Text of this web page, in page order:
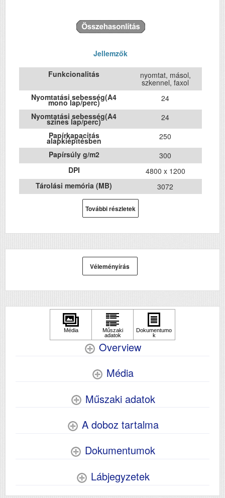
Jellemzők
Funkcionalitás nyomtat, másol,
szkennel, faxol
Nyomtatási sebesség(A4
mono lap/perc)
24
Nyomtatási sebesség(A4
szines lap/perc)
24
Papírkapacitás
alapkiépítésben
250
Papírsúly g/m2
300
DPI
4800 x 1200
Tárolási memória (MB)
3072
Havi terhelhetőség (oldal/hó)
Első fekete nyomat
Első színes nyomat
ADF (automatikus lapolvasó)
DADF (automatikus
kétoldalas lapolvasás)
USB
Igen
Duplex
Igen
Szín
színes
1162 x 772 x 873
Súly (kg)
Hálozat
Szkennelés
igen
További részletek
Véleményírás
Overview
Média
Műszaki adatok
A doboz tartalma
Dokumentumok
Lábjegyzetek